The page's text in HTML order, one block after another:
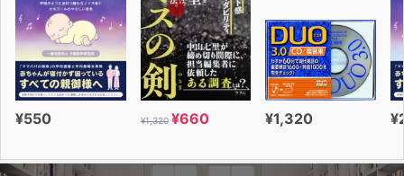
¥550 ¥1,320 ¥660 ¥1,320